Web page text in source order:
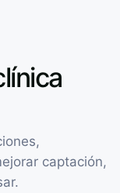
captación,